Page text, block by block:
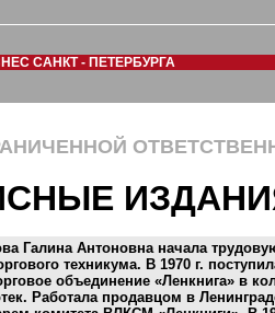
САНКТ - ПЕТЕРБУРГА
Галина Антоновна начала
техникума. В 1970 г.
объединение «Ленкнига» в
Работала продавцом в